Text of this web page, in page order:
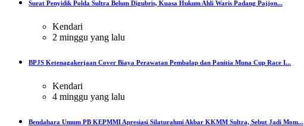
Surat Penyidik Polda Sultra Belum Digubris, Kuasa Hukum Ahli Waris Padang Pajjon...
Kendari
2 minggu yang lalu
BPJS Ketenagakerjaan Cover Biaya Perawatan Pembalap dan Panitia Muna Cup Race I...
Kendari
4 minggu yang lalu
Bendahara Umum PB KEPMMI Apresiasi Silaturahmi Akbar KKMM Sultra, Sebut Jadi Mom...